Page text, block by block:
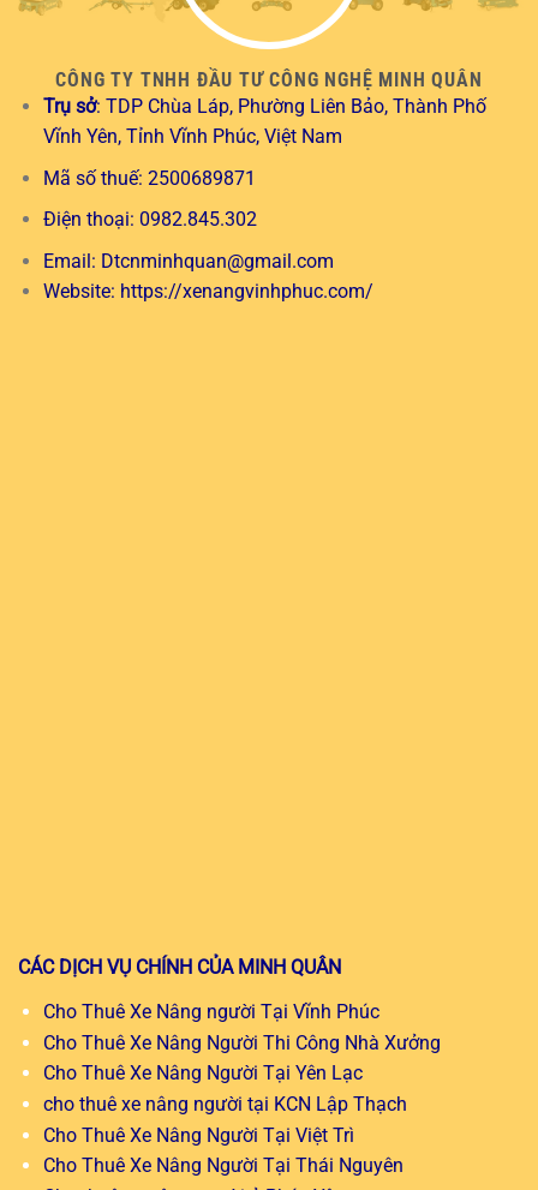
CÔNG TY TNHH ĐẦU TƯ CÔNG NGHỆ MINH QUÂN
Trụ sở: TDP Chùa Láp, Phường Liên Bảo, Thành Phố
Vĩnh Yên, Tỉnh Vĩnh Phúc, Việt Nam
Mã số thuế: 2500689871
Điện thoại: 0982.845.302
Email: Dtcnminhquan@gmail.com
Website: https://xenangvinhphuc.com/
CÁC DỊCH VỤ CHÍNH CỦA MINH QUÂN
Cho Thuê Xe Nâng người Tại Vĩnh Phúc
Cho Thuê Xe Nâng Người Thi Công Nhà Xưởng
Cho Thuê Xe Nâng Người Tại Yên Lạc
cho thuê xe nâng người tại KCN Lập Thạch
Cho Thuê Xe Nâng Người Tại Việt Trì
Cho Thuê Xe Nâng Người Tại Thái Nguyên